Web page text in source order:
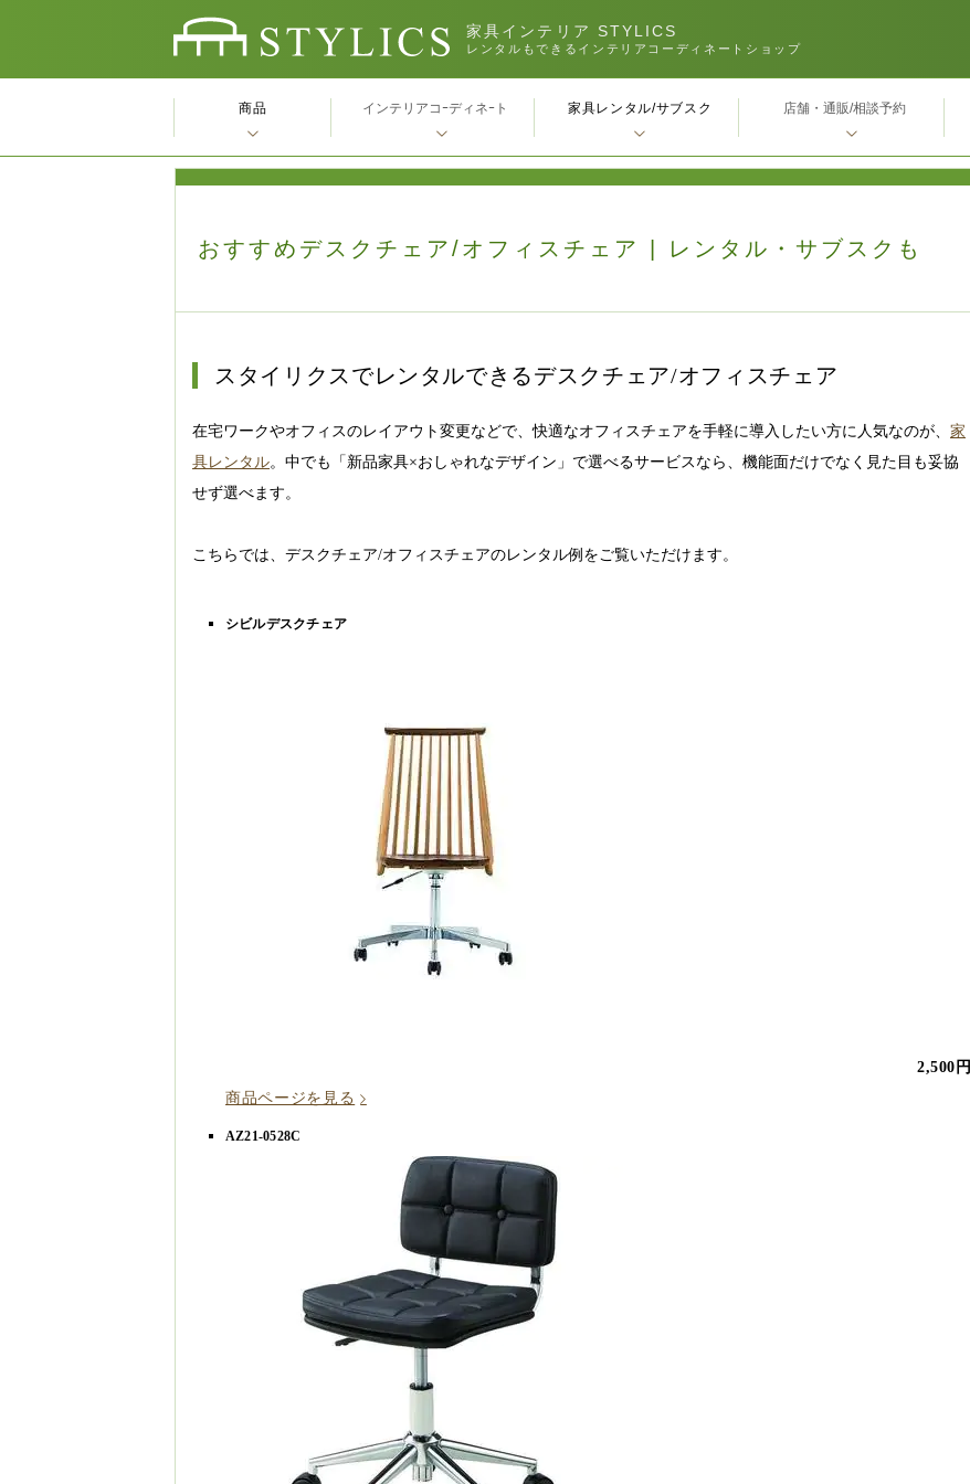
家具インテリア STYLICS
レンタルもできるインテリアコーディネートショップ
おすすめデスクチェア/オフィスチェア | レンタル・サブスクも
スタイリクスでレンタルできるデスクチェア/オフィスチェア
在宅ワークやオフィスのレイアウト変更などで、快適なオフィスチェアを手軽に導入したい方に人気なのが、 家
具レンタル。中でも「新品家具×おしゃれなデザイン」で選べるサービスなら、機能面だけでなく見た目も妥協
せず選べます。
こちらでは、デスクチェア/オフィスチェアのレンタル例をご覧いただけます。
シビルデスクチェア
2,500円
商品ページを見る
AZ21-0528C
商品 インテリアコｰディネｰト 家具レンタル/サブスク 店舗・通販/相談予約